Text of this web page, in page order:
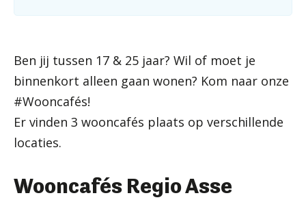
Ben jij tussen 17 & 25 jaar? Wil of moet je
binnenkort alleen gaan wonen? Kom naar onze
#Wooncafés!
Er vinden 3 wooncafés plaats op verschillende
locaties.
Wooncafés Regio Asse